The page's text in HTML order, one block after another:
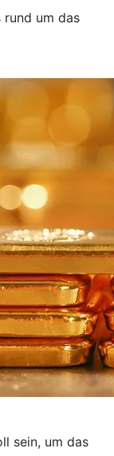
rund um das
sein, um das